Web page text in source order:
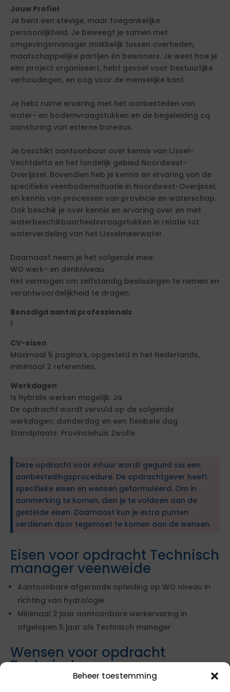
Beheer toestemming
Jouw Profiel
Je bent een stevige, maar toegankelijke
persoonlijkheid. Je beweegt je samen met
omgevingsmanager makkelijk tussen overheden,
maatschappelijke partijen én bewoners. Je weet hoe je
een project organiseert, hebt gevoel voor bestuurlijke
verhoudingen, en oog voor de menselijke kant.
Je hebt ruime ervaring met het aanbesteden van
water- en bodemvraagstukken en de begeleiding cq
aansturing van externe bureaus.
Je beschikt aantoonbaar over kennis van IJssel-
Vechtdelta en het landelijk gebied Noordwest-
Overijssel. Bovendien heb je kennis en ervaring van de
specifieke veenbodemsituatie in Noordwest-Overijssel,
en kennis van processen van provincie en waterschap.
Ook beschik je over kennis en ervaring over en met
waterbeschikbaarheidsvraagstukken in relatie tot
waterverdeling van het IJsselmeerwater.
Daarnaast neem je het volgende mee:
WO werk- en denkniveau.
Het vermogen om zelfstandig beslissingen te nemen en
verantwoordelijkheid te dragen.
Benodigd aantal professionals
1
CV-eisen
Maximaal 5 pagina’s, opgesteld in het Nederlands,
minimaal 2 referenties.
Werkdagen
Is hybride werken mogelijk: Ja
De opdracht wordt vervuld op de volgende
werkdagen: donderdag en een flexibele dag
Standplaats: Provinciehuis Zwolle
Deze opdracht voor inhuur wordt gegund via een
aanbestedingsprocedure. De opdrachtgever heeft
specifieke eisen en wensen geformuleerd. Om in
aanmerking te komen, dien je te voldoen aan de
gestelde eisen. Daarnaast kun je extra punten
verdienen door tegemoet te komen aan de wensen.
Eisen voor opdracht Technisch
manager veenweide
Aantoonbare afgeronde opleiding op WO niveau in
richting van hydrologie
Minimaal 2 jaar aantoonbare werkervaring in
afgelopen 5 jaar als Technisch manager
Wensen voor opdracht
Technisch manager
veenweide